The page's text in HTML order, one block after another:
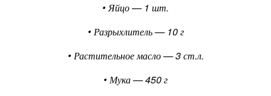
• Яйцо — 1 шт.
• Разрыхлитель — 10 г
• Растительное масло — 3 ст.л.
• Мука — 450 г